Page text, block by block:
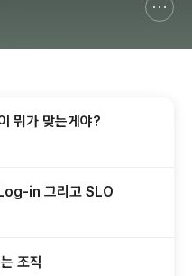
뭐가 맞는게야?
in 그리고 SLO
조직